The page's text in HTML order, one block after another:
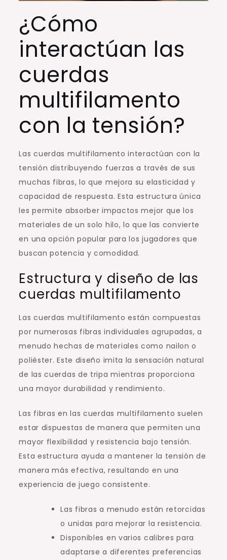
¿Cómo
interactúan las
cuerdas
multifilamento
con la tensión?
Las cuerdas multifilamento interactúan con la
tensión distribuyendo fuerzas a través de sus
muchas fibras, lo que mejora su elasticidad y
capacidad de respuesta. Esta estructura única
les permite absorber impactos mejor que los
materiales de un solo hilo, lo que las convierte
en una opción popular para los jugadores que
buscan potencia y comodidad.
Estructura y diseño de las
cuerdas multifilamento
Las cuerdas multifilamento están compuestas
por numerosas fibras individuales agrupadas, a
menudo hechas de materiales como nailon o
poliéster. Este diseño imita la sensación natural
de las cuerdas de tripa mientras proporciona
una mayor durabilidad y rendimiento.
Las fibras en las cuerdas multifilamento suelen
estar dispuestas de manera que permiten una
mayor flexibilidad y resistencia bajo tensión.
Esta estructura ayuda a mantener la tensión de
manera más efectiva, resultando en una
experiencia de juego consistente.
Las fibras a menudo están retorcidas
o unidas para mejorar la resistencia.
Disponibles en varios calibres para
adaptarse a diferentes preferencias